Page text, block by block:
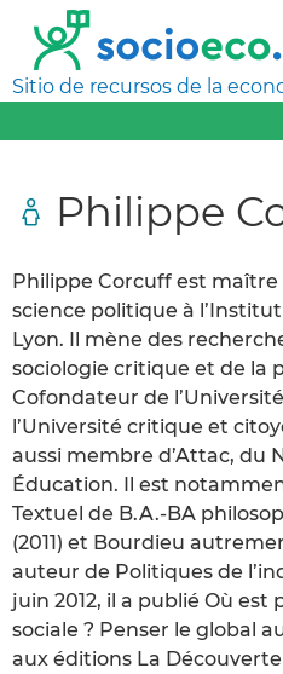
Sitio de recursos de la
Philippe
Philippe Corcuff est maître
science politique à
Lyon. Il mène des
sociologie critique et de la
Cofondateur de
l’Université critique et
aussi membre d’Attac, du
Éducation. Il est
Textuel de B.A.-BA
(2011) et Bourdieu
auteur de Politiques de
juin 2012, il a publié Où est
sociale ? Penser le global
aux éditions La